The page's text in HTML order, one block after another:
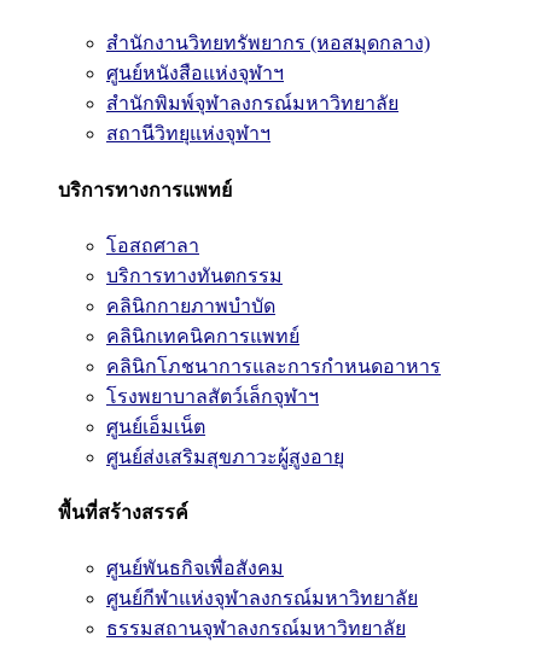
สำนักงานวิทยทรัพยากร (หอสมุดกลาง)
ศูนย์หนังสือแห่งจุฬาฯ
สำนักพิมพ์จุฬาลงกรณ์มหาวิทยาลัย
สถานีวิทยุแห่งจุฬาฯ
บริการทางการแพทย์
โอสถศาลา
บริการทางทันตกรรม
คลินิกกายภาพบำบัด
คลินิกเทคนิคการแพทย์
คลินิกโภชนาการและการกำหนดอาหาร
โรงพยาบาลสัตว์เล็กจุฬาฯ
ศูนย์เอ็มเน็ต
ศูนย์ส่งเสริมสุขภาวะผู้สูงอายุ
พื้นที่สร้างสรรค์
ศูนย์พันธกิจเพื่อสังคม
ศูนย์กีฬาแห่งจุฬาลงกรณ์มหาวิทยาลัย
ธรรมสถานจุฬาลงกรณ์มหาวิทยาลัย